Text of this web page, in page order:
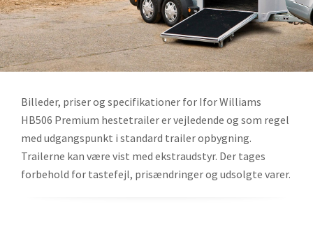
Billeder, priser og specifikationer for Ifor Williams
HB506 Premium hestetrailer er vejledende og som regel
med udgangspunkt i standard trailer opbygning.
Trailerne kan være vist med ekstraudstyr. Der tages
forbehold for tastefejl, prisændringer og udsolgte varer.